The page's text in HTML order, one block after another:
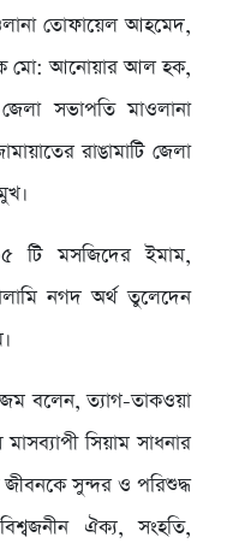
তোফায়েল আহমেদ,
মো: আনোয়ার আল হক,
সভাপতি মাওলানা
রাঙামাটি জেলা
টি মসজিদের ইমাম,
নগদ অর্থ তুলেদেন
বলেন, ত্যাগ-তাকওয়া
সিয়াম সাধনার
জীবনকে সুন্দর ও পরিশুদ্ধ
ঐক্য, সংহতি,